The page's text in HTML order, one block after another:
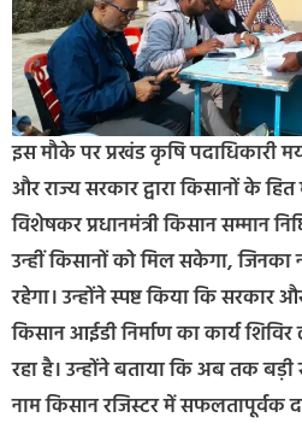
इस मौके पर प्रखंड कृषि पदाधिकारी
और राज्य सरकार द्वारा किसानों के
विशेषकर प्रधानमंत्री किसान सम्मान
उन्हीं किसानों को मिल सकेगा, जिनका
रहेगा। उन्होंने स्पष्ट किया कि सरकार
किसान आईडी निर्माण का कार्य
रहा है। उन्होंने बताया कि अब तक
नाम किसान रजिस्टर में सफलतापूर्वक